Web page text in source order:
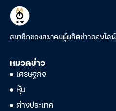
สมาชิกของสมาคมผู้ผลิตข่าวออนไลน์
หมวดข่าว
เศรษฐกิจ
หุ้น
ต่างประเทศ